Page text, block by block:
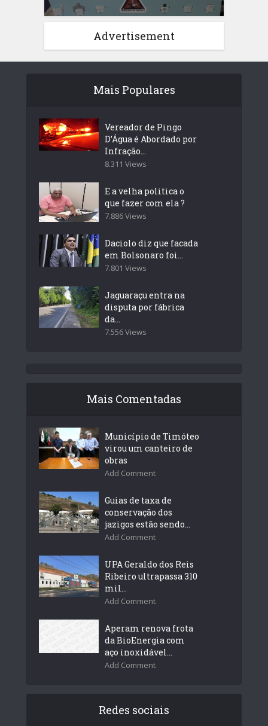
Advertisement
Mais Populares
Vereador de Pingo
D’Água é Abordado por
Infração...
8.311 Views
E a velha politica o
que fazer com ela ?
7.886 Views
Daciolo diz que facada
em Bolsonaro foi...
7.801 Views
Jaguaraçu entra na
disputa por fábrica
da...
7.556 Views
Mais Comentadas
Município de Timóteo
virou um canteiro de
obras
Add Comment
Guias de taxa de
conservação dos
jazigos estão sendo...
Add Comment
UPA Geraldo dos Reis
Ribeiro ultrapassa 310
mil...
Add Comment
Aperam renova frota
da BioEnergia com
aço inoxidável...
Add Comment
Redes sociais